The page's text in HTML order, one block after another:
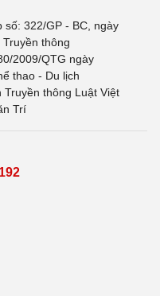
số: 322/GP - BC, ngày
thông
2009/QTG ngày
thao - Du lịch
thông Luật Việt
Trí